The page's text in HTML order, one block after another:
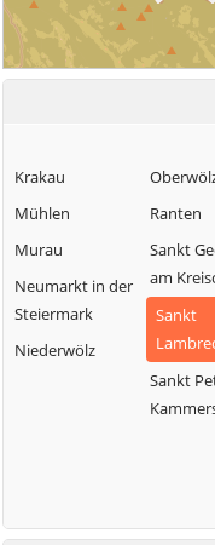
Krakau
Mühlen
Murau
Neumarkt in der
Steiermark
Niederwölz
Ranten
Sankt
am
Sankt
Sankt